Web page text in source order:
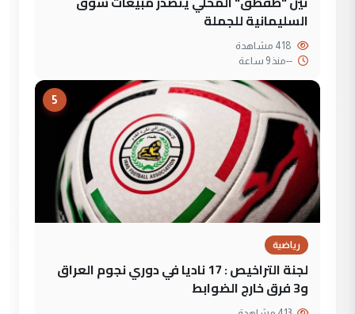
السليمانية للجملة
--منذ 9 ساعة
5
رياضية
لجنة التراخيص : 17 ناديا في دوري نجوم العراق
و3 فرق خارج الضوابط